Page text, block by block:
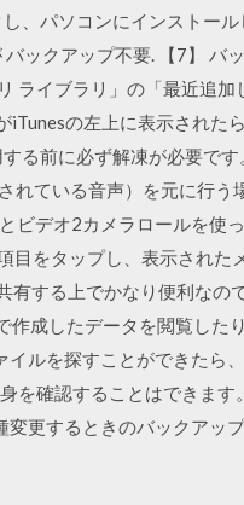
、パソコンにインストール
ックアップ不要. 【7】 バ
ライブラリ」の「最近追加
iTunesの左上に表示された
る前に必ず解凍が必要です
れている音声）を元に行う
ビデオ2カメラロールを使
目をタップし、表示された
有する上でかなり便利なの
成したデータを閲覧した
ルを探すことができたら
を確認することはできます
更するときのバックアッ